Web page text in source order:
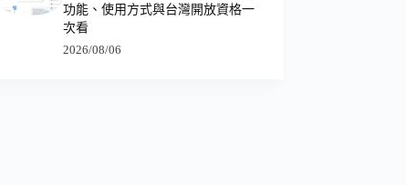
功能、使用方式與台灣開放資格一
次看
2026/08/06